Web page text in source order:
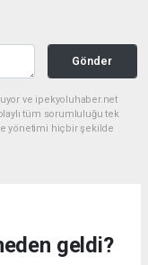
Gönder
ve ipekyoluhaber.net
tüm sorumluluğu tek
yönetimi hiçbir şekilde
geldi?